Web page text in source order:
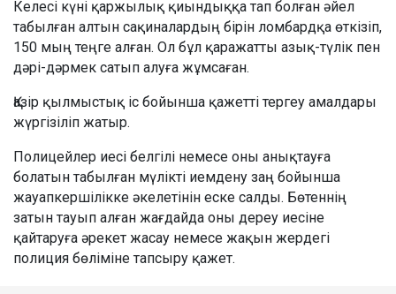
Келесі күні қаржылық қиындыққа тап болған әйел
табылған алтын сақиналардың бірін ломбардқа өткізіп,
150 мың теңге алған. Ол бұл қаражатты азық-түлік пен
дәрі-дәрмек сатып алуға жұмсаған.
Қазір қылмыстық іс бойынша қажетті тергеу амалдары
жүргізіліп жатыр.
Полицейлер иесі белгілі немесе оны анықтауға
болатын табылған мүлікті иемдену заң бойынша
жауапкершілікке әкелетінін еске салды. Бөтеннің
затын тауып алған жағдайда оны дереу иесіне
қайтаруға әрекет жасау немесе жақын жердегі
полиция бөліміне тапсыру қажет.